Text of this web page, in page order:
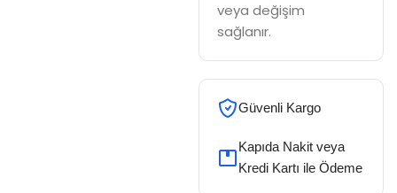
veya değişim
sağlanır.
Güvenli Kargo
Kapıda Nakit veya
Kredi Kartı ile Ödeme